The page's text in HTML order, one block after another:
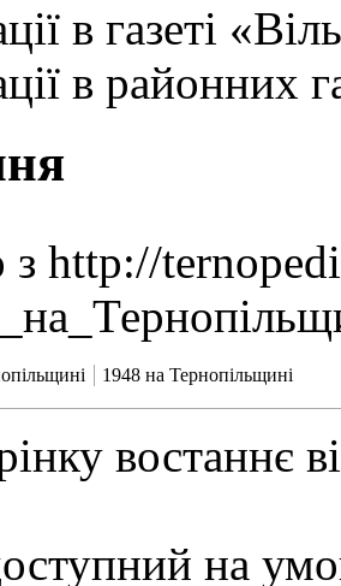
в газеті
в районних
з http://
1948 на Тернопільщині
востаннє
на